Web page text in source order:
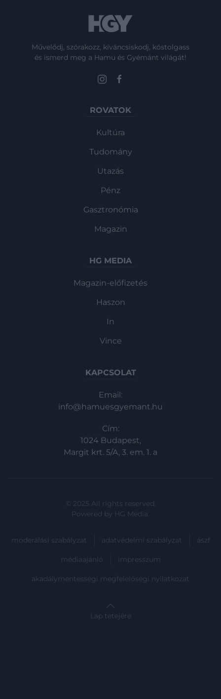
Művelődj, szórakozz, kíváncsiskodj, kóstolgass
és ismerd meg a Hamu és Gyémánt világát!
ROVATOK
Kultúra
Tudomány
Utazás
Pénz
Gasztronómia
Magazin
HG MEDIA
Magazin-előfizetés
Haszon
In
Vince
KAPCSOLAT
Email:
info@hamuesgyemant.hu
Cím:
1024 Budapest,
Margit krt. 5/A, 3. em. 1. a
© 2025 All rights reserved.
Powered by HG Media.
moderálási szabályzat adatvédelmi szabályzat ászf
médiaajánló impresszum
akadálymentességi megfelelőségi nyilatkozat
Lap tetejére